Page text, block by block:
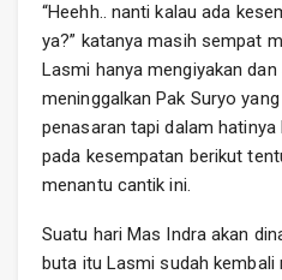
“Heehh.. nanti kalau ada
ya?” katanya masih sempat
Lasmi hanya mengiyakan
meninggalkan Pak Suryo
penasaran tapi dalam hatinya
pada kesempatan berikut
menantu cantik ini.
Suatu hari Mas Indra akan
buta itu Lasmi sudah kembali